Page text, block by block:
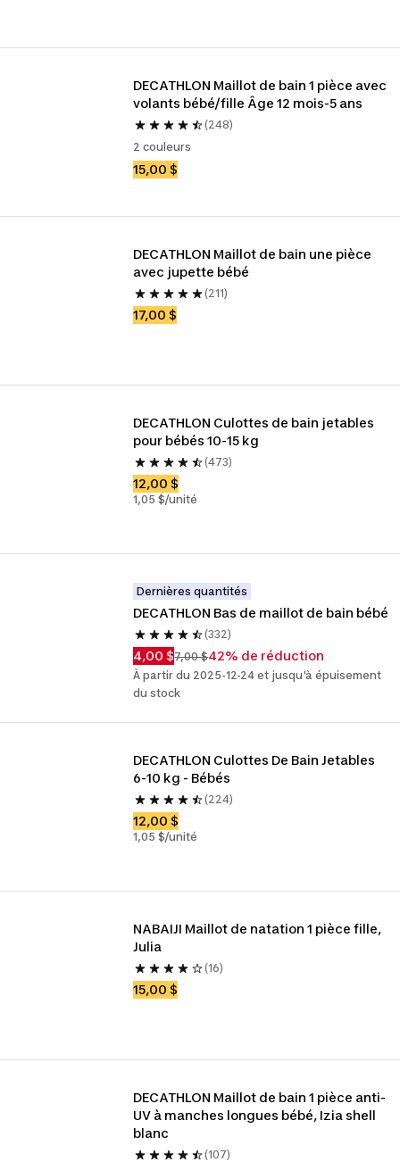
DECATHLON Maillot de bain 1 pièce avec
volants bébé/fille Âge 12 mois-5 ans
(248)
2 couleurs
15,00 $
DECATHLON Maillot de bain une pièce
avec jupette bébé
(211)
17,00 $
DECATHLON Culottes de bain jetables
pour bébés 10-15 kg
(473)
12,00 $
1,05 $/unité
Dernières quantités
DECATHLON Bas de maillot de bain bébé
(332)
4,00 $7,00 $42% de réduction
À partir du 2025-12-24 et jusqu'à épuisement
du stock
DECATHLON Culottes De Bain Jetables
6-10 kg - Bébés
(224)
12,00 $
1,05 $/unité
NABAIJI Maillot de natation 1 pièce fille,
Julia
(16)
15,00 $
DECATHLON Maillot de bain 1 pièce anti-
UV à manches longues bébé, Izia shell
blanc
(107)